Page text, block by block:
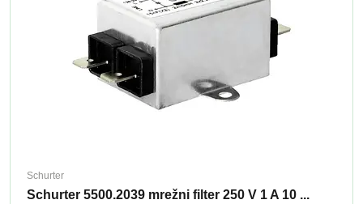
Schurter
Schurter 5500.2039 mrežni filter 250 V 1 A 10 ...